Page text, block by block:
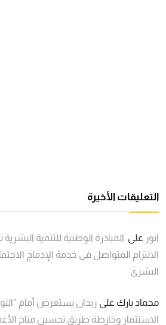
التعليقات الأخيرة
انور على المبادرة الوطنية للتنمية
الالتزام المتواصل في خدمة الإدماج
البشري
محماد بارك على زيدان يستعرض أمام
الاستثمار وخارطة طريق تحسين مناخ